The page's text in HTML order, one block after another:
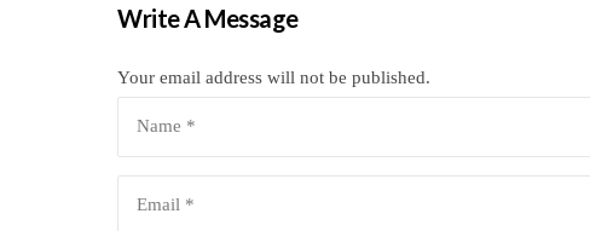
Write A Message
Your email address will not be published.